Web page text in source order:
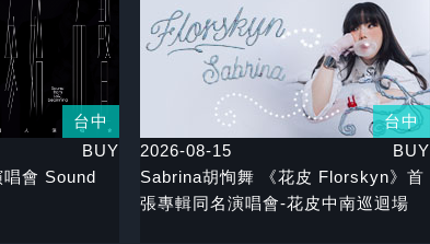
台中
BUY
會 Sound
台中
2026-08-15
BUY
Sabrina胡恂舞 《花皮 Florskyn》首
張專輯同名演唱會-花皮中南巡迴場